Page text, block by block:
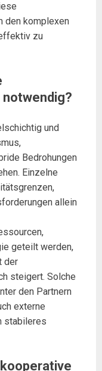
den komplexen
zu
und
Bedrohungen
Einzelne
allein
geteilt werden,
der
steigert. Solche
den Partnern
externe
stabileres